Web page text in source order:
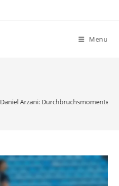
Menu
Daniel Arzani: Durchbruchsmomente,